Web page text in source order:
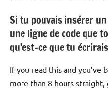
Si tu pouvais insérer
une ligne de code que
qu’est-ce que tu
If you read this and you’ve
more than 8 hours straight,